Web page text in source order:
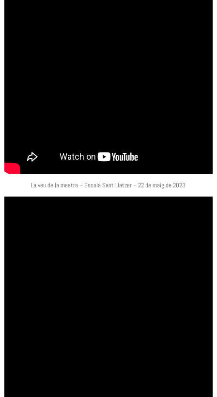
La veu de la mestra – Escola Sant Llatzer – 22 de maig de 2023